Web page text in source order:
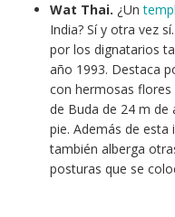
Wat Thai. ¿Un
India? Sí y otra vez sí.
por los dignatarios
año 1993. Destaca
con hermosas
de Buda de 24 m de
pie. Además de
también alberga
posturas que se